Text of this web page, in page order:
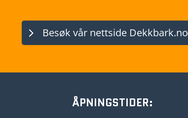
Besøk vår nettside Dekkbark.no
ÅPNINGSTIDER: